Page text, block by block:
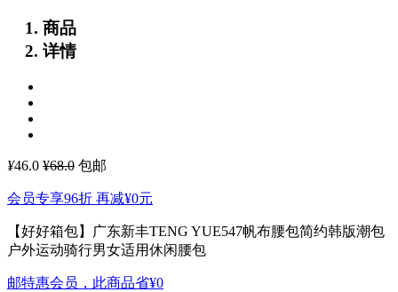
商品
详情
¥46.0 ¥68.0 包邮
会员专享96折 再减¥0元
【好好箱包】广东新丰TENG YUE547帆布腰包简约韩版潮包
户外运动骑行男女适用休闲腰包
邮特惠会员，此商品省¥0